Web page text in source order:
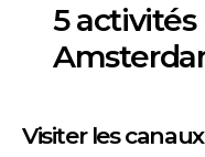
5
Visiter les